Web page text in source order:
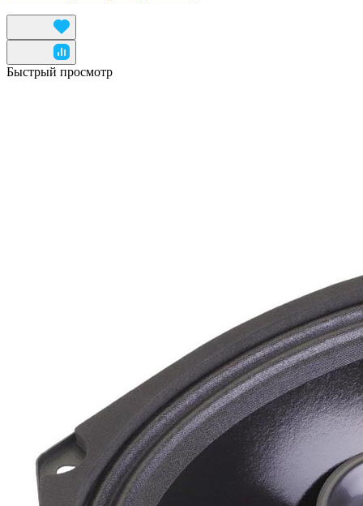
Быстрый просмотр